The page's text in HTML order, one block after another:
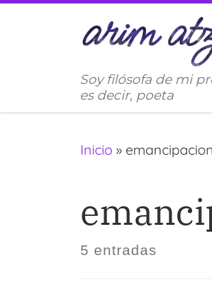
Saltar al contenido
Soy filósofa de mi
es decir, poeta
Inicio »
5 entradas